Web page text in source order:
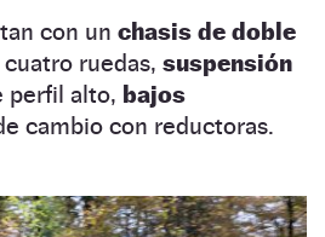
con un chasis de doble
ruedas, suspensión
perfil alto, bajos
cambio con reductoras.